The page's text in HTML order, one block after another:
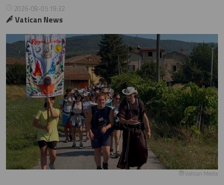
2026-08-05 19:32
Vatican News
Vatican Media